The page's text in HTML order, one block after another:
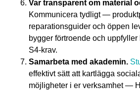
Var transparent om material
Kommunicera tydligt —
reparationsguider och öppen
bygger förtroende och
S4-krav.
Samarbeta med akademin.
effektivt sätt att kartlägga
möjligheter i er verksamhet —